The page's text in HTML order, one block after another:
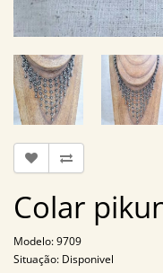
Colar
Modelo: 9709
Situação: Disponivel